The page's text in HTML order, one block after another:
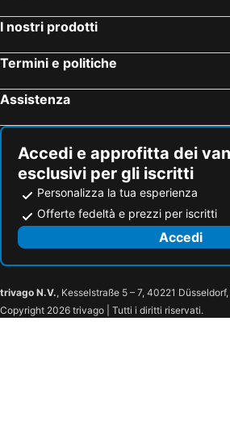
I nostri prodotti
Termini e politiche
Assistenza
Accedi e approfitta dei
esclusivi per gli iscritti
Personalizza la tua esperienza
Offerte fedeltà e prezzi per iscritti
Accedi
trivago N.V., Kesselstraße 5 – 7, 40221
Copyright 2026 trivago | Tutti i diritti riservati.